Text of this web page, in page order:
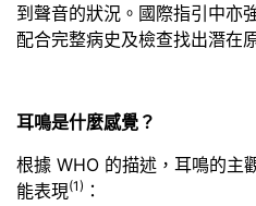
到聲音的狀況。國際指引中亦
配合完整病史及檢查找出潛在
耳鳴是什麼感覺？
根據 WHO 的描述，耳鳴的主
能表現(1) ：